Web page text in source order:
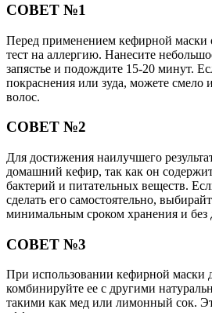
СОВЕТ №1
Перед применением кефирной маски
тест на аллергию. Нанесите
запястье и подождите 15-20 минут.
покраснения или зуда, можете смело
волос.
СОВЕТ №2
Для достижения наилучшего
домашний кефир, так как он
бактерий и питательных веществ.
сделать его самостоятельно,
минимальным сроком хранения и без
СОВЕТ №3
При использовании кефирной маски
комбинируйте ее с другими
такими как мед или лимонный сок.